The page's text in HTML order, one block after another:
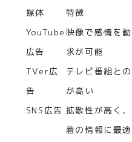
媒体 特徴
YouTube
広告
映像で感情を
求が可能
TVer広
告
テレビ番組と
が高い
SNS広告 拡散性が高く
着の情報に最適